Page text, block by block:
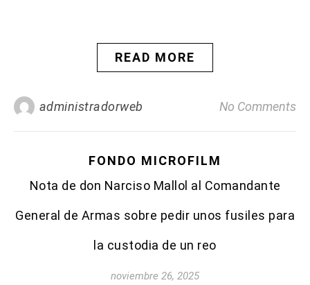
READ MORE
administradorweb No Comments
FONDO MICROFILM
Nota de don Narciso Mallol al Comandante
General de Armas sobre pedir unos fusiles para
la custodia de un reo
noviembre 26, 2025